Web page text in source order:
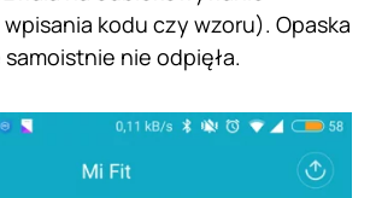
kodu czy wzoru). Opaska
nie odpięła.